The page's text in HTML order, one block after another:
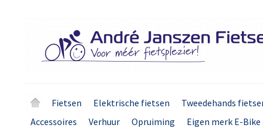
Fietsen Elektrische fietsen
Tweedehands
Accessoires
Verhuur Opruiming Eigen merk E-